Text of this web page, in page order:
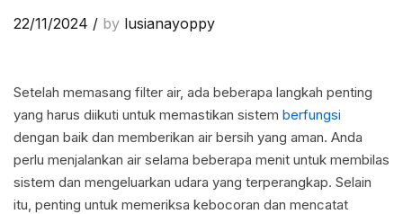
22/11/2024 / by lusianayoppy
Setelah memasang filter air, ada beberapa langkah penting
yang harus diikuti untuk memastikan sistem berfungsi
dengan baik dan memberikan air bersih yang aman. Anda
perlu menjalankan air selama beberapa menit untuk membilas
sistem dan mengeluarkan udara yang terperangkap. Selain
itu, penting untuk memeriksa kebocoran dan mencatat